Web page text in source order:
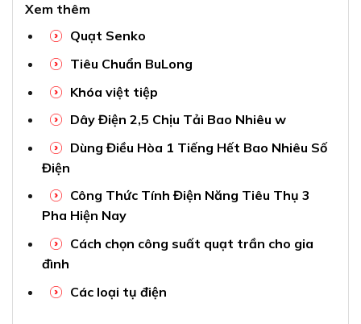
Xem thêm
Quạt Senko
Tiêu Chuẩn BuLong
Khóa việt tiệp
Dây Điện 2,5 Chịu Tải Bao Nhiêu w
Dùng Điều Hòa 1 Tiếng Hết Bao Nhiêu Số
Điện
Công Thức Tính Điện Năng Tiêu Thụ 3
Pha Hiện Nay
Cách chọn công suất quạt trần cho gia
đình
Các loại tụ điện